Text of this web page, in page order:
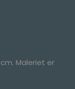
Maleriet er